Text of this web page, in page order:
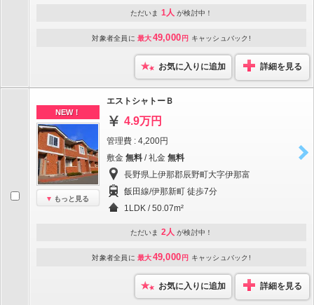
ただいま 1人 が検討中！
対象者全員に 最大49,000 円 キャッシュバック!
お気に入りに追加 詳細を見る
NEW！
もっと見る
エストシャトーＢ
4.9万円
管理費 : 4,200円
敷金 無料 / 礼金 無料
長野県上伊那郡辰野町大字伊那富
飯田線/伊那新町 徒歩7分
1LDK / 50.07m²
ただいま 2人 が検討中！
対象者全員に 最大49,000 円 キャッシュバック!
お気に入りに追加 詳細を見る